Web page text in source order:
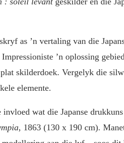
as ’n vertaling van die
’n oplossing
skilderdoek. Vergelyk die
elemente.
invloed wat die Japanse
, 1863 (130 x 190 cm).